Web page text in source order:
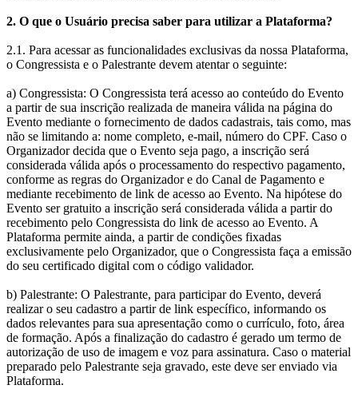
2. O que o Usuário precisa saber para utilizar a Plataforma?
2.1. Para acessar as funcionalidades exclusivas da nossa Plataforma,
o Congressista e o Palestrante devem atentar o seguinte:
a) Congressista: O Congressista terá acesso ao conteúdo do Evento
a partir de sua inscrição realizada de maneira válida na página do
Evento mediante o fornecimento de dados cadastrais, tais como, mas
não se limitando a: nome completo, e-mail, número do CPF. Caso o
Organizador decida que o Evento seja pago, a inscrição será
considerada válida após o processamento do respectivo pagamento,
conforme as regras do Organizador e do Canal de Pagamento e
mediante recebimento de link de acesso ao Evento. Na hipótese do
Evento ser gratuito a inscrição será considerada válida a partir do
recebimento pelo Congressista do link de acesso ao Evento. A
Plataforma permite ainda, a partir de condições fixadas
exclusivamente pelo Organizador, que o Congressista faça a emissão
do seu certificado digital com o código validador.
b) Palestrante: O Palestrante, para participar do Evento, deverá
realizar o seu cadastro a partir de link específico, informando os
dados relevantes para sua apresentação como o currículo, foto, área
de formação. Após a finalização do cadastro é gerado um termo de
autorização de uso de imagem e voz para assinatura. Caso o material
preparado pelo Palestrante seja gravado, este deve ser enviado via
Plataforma.